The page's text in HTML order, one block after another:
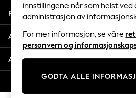
140 - 174cm
Trending: Top & Short Sets
Trending: Clogs
Toy Story
THE SET
Coats & Jackets
Sweatshirts & Hoodies
Personvern & Juridisk
Avdelinger
Andre tjenester
innstillingene når som helst ved
administrasjon av
For mer informasjon, se våre
personvern og
GODTA ALLE